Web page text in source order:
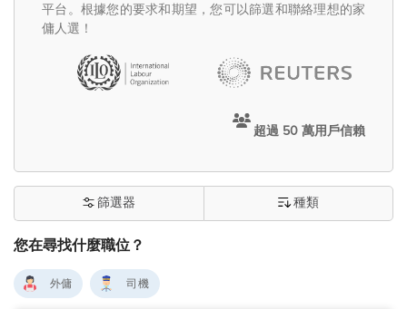
平台。根據您的要求和期望，您可以篩選和聯絡理想的家
傭人選！
超過 50 萬用戶信賴
您在尋找什麼職位？
篩選器 種類
外傭 司機